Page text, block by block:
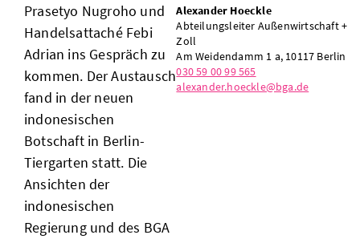
Prasetyo Nugroho und
Handelsattaché Febi
Adrian ins Gespräch zu
kommen. Der Austausch
fand in der neuen
indonesischen
Botschaft in Berlin-
Tiergarten statt. Die
Ansichten der
indonesischen
Regierung und des BGA
Alexander Hoeckle
Abteilungsleiter Außenwirtschaft +
Zoll
Am Weidendamm 1 a, 10117 Berlin
030 59 00 99 565
alexander.hoeckle@bga.de